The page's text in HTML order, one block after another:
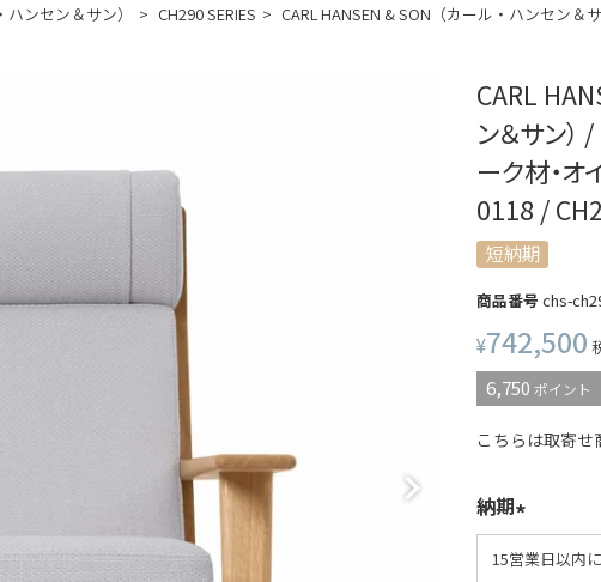
ハンセン＆サン） CH290 SERIES CARL HANSEN & SON（カール・ハンセン＆
CARL
ン＆サン）
ーク材・
0118 /
短納期
商品番号 chs-
¥742,500
6,750 ポイント
こちらは取寄せ
納期